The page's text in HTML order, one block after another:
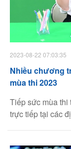
2023-08-22 07:03:35
Nhiều chương
mùa thi 2023
Tiếp sức mùa thi
trực tiếp tại các